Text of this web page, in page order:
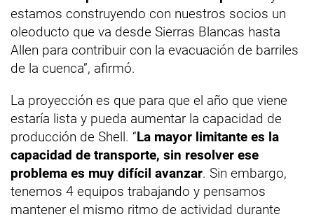
estamos construyendo con nuestros socios un
oleoducto que va desde Sierras Blancas hasta
Allen para contribuir con la evacuación de barriles
de la cuenca”, afirmó.
La proyección es que para que el año que viene
estaría lista y pueda aumentar la capacidad de
producción de Shell. “La mayor limitante es la
capacidad de transporte, sin resolver ese
problema es muy difícil avanzar. Sin embargo,
tenemos 4 equipos trabajando y pensamos
mantener el mismo ritmo de actividad durante